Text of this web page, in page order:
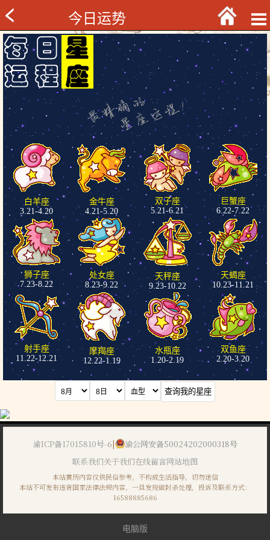
今日运势
白羊座
3.21-4.20
金牛座
4.21-5.20
双子座
5.21-6.21
巨蟹座
6.22-7.22
狮子座
7.23-8.22
处女座
8.23-9.22
天秤座
9.23-10.22
天蝎座
10.23-11.21
射手座
11.22-12.21
摩羯座
12.22-1.19
水瓶座
1.20-2.19
双鱼座
2.20-3.20
渝ICP备17015810号-6|
渝公网安备50024202000318号
联系我们关于我们在线留言网站地图
本站黄历内容仅供民俗参考，不构成生活指导，切勿迷信
本站不可发布违背国家法律法规内容，一旦发现做封杀处理，投诉及联系方式：
16588885686
电脑版